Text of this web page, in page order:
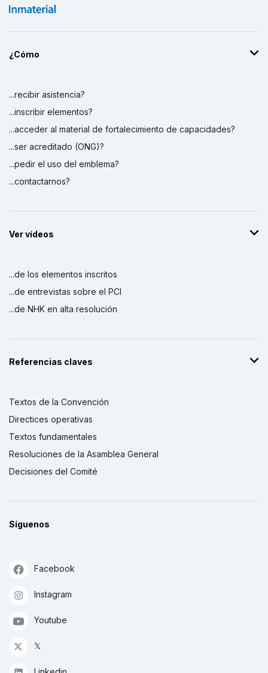
¿Cómo
...recibir asistencia?
...inscribir elementos?
...acceder al material de fortalecimiento de capacidades?
...ser acreditado (ONG)?
...pedir el uso del emblema?
...contactarnos?
Ver vídeos
...de los elementos inscritos
...de entrevistas sobre el PCI
...de NHK en alta resolución
Referencias claves
Textos de la Convención
Directices operativas
Textos fundamentales
Resoluciones de la Asamblea General
Decisiones del Comité
Síguenos
Facebook
Instagram
Youtube
𝕏